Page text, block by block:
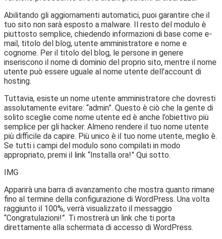
Abilitando gli aggiornamenti automatici, puoi garantire che il
tuo sito non sarà esposto a malware. Il resto del modulo è
piuttosto semplice, chiedendo informazioni di base come e-
mail, titolo del blog, utente amministratore e nome e
cognome. Per il titolo del blog, le persone in genere
inseriscono il nome di dominio del proprio sito, mentre il nome
utente può essere uguale al nome utente dell’account di
hosting.
Tuttavia, esiste un nome utente amministratore che dovresti
assolutamente evitare: “admin”. Questo è ciò che la gente di
solito sceglie come nome utente ed è anche l’obiettivo più
semplice per gli hacker. Almeno rendere il tuo nome utente
più difficile da capire. Più unico è il tuo nome utente, meglio è.
Se tutti i campi del modulo sono compilati in modo
appropriato, premi il link “Installa ora!” Qui sotto.
IMG
Apparirà una barra di avanzamento che mostra quanto rimane
fino al termine della configurazione di WordPress. Una volta
raggiunto il 100%, verrà visualizzato il messaggio
“Congratulazioni!”. Ti mostrerà un link che ti porta
direttamente alla schermata di accesso di WordPress.